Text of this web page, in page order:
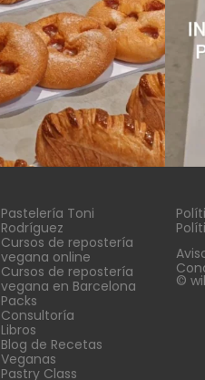
Pastelería Toni
Rodríguez
Cursos de repostería
vegana online
Cursos de repostería
vegana en Barcelona
Packs
Consultoría
Libros
Blog de Recetas
Veganas
Pastry Class
©